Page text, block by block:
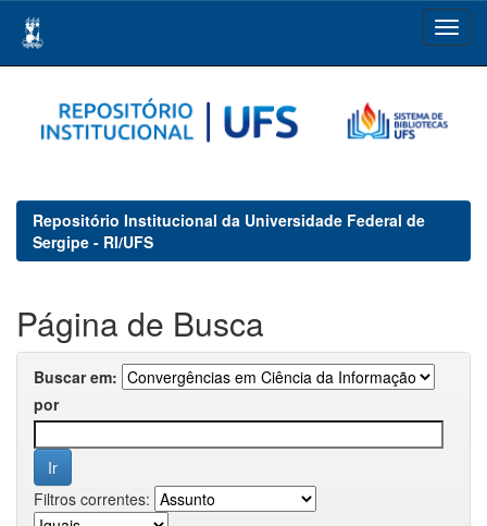
navigation
Repositório Institucional da Universidade Federal de
Sergipe - RI/UFS
Página de Busca
Buscar em:
por
Filtros correntes: